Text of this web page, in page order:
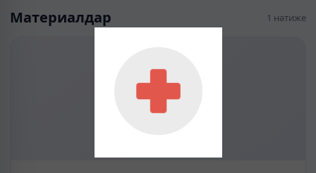
Материалдар 1 нәтиже